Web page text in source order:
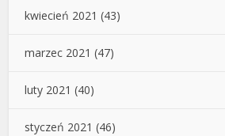
kwiecień 2021 (43)
marzec 2021 (47)
luty 2021 (40)
styczeń 2021 (46)